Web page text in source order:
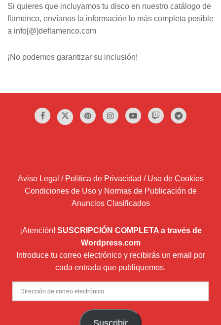
Si quieres que incluyamos tu disco en nuestro catálogo de
flamenco, envíanos la información lo más completa posible
a info[@]deflamenco.com
¡No podemos garantizar su inclusión!
Aviso Legal / Política de Privacidad / Uso de Cookies
Condiciones de Uso y Normas de Publicación de
Anuncios Clasificados
¡Atención! SUSCRIPCIÓN COMPLETA a través de
Wordpress.com
Introduce tu correo electrónico y recibirás un email por
cada entrada que publiquemos.
Dirección
de
Suscribir